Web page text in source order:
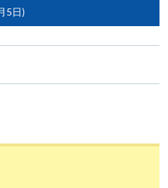
程內其他單元
設「註冊及學費通知」，適
。
「通知」及繳交所需費用。
5日)